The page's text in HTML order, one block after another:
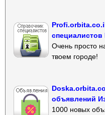
специалистов
Очень просто
твоем городе!
объявлений
1000 новых